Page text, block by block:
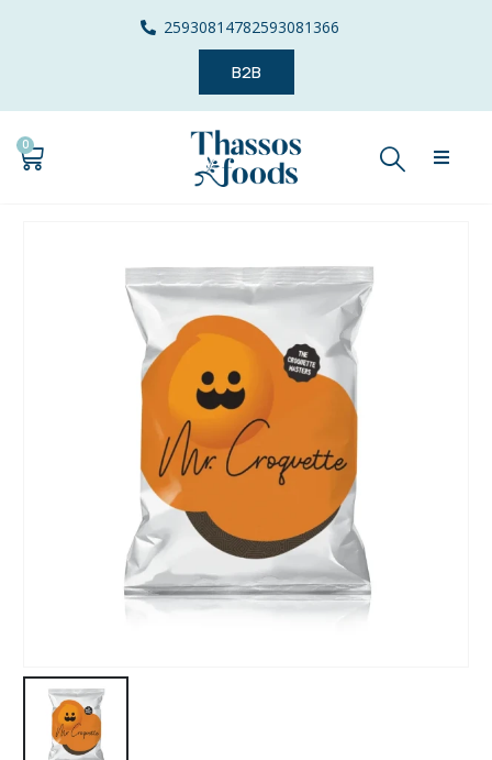
25930814782593081366
B2B
0